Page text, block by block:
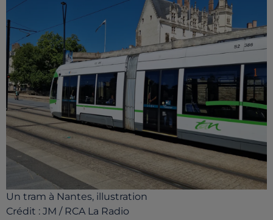
Un tram à Nantes, illustration
Crédit : JM / RCA La Radio